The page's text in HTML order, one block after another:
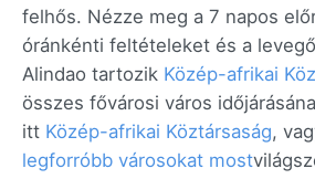
felhős. Nézze meg a 7 napos
óránkénti feltételeket és a
Alindao tartozik Közép-afrikai
összes fővárosi város
itt Közép-afrikai Köztársaság,
legforróbb városokat most